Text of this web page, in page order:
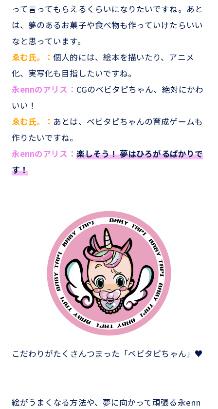
って言ってもらえるくらいになりたいですね。あと
は、夢のあるお菓子や食べ物も作っていけたらいい
なと思っています。
ゑむ氏。：個人的には、絵本を描いたり、アニメ
化、実写化も目指したいですね。
永ennのアリス： CGのベビタピちゃん、絶対にかわ
いい！
ゑむ氏。： あとは、ベビタピちゃんの育成ゲームも
作りたいですね。
永ennのアリス： 楽しそう！ 夢はひろがるばかりで
す！
こだわりがたくさんつまった「ベビタピちゃん」♥
絵がうまくなる方法や、夢に向かって頑張る永enn